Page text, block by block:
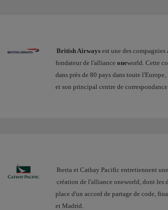
British Airways est une des
fondateur de l'alliance oneworld. Cette
dans près de 80 pays dans toute
et son principal centre de
Iberia et Cathay Pacific entretiennent
création de l'alliance oneworld, dont les
place d'un accord de partage de code,
et Madrid.